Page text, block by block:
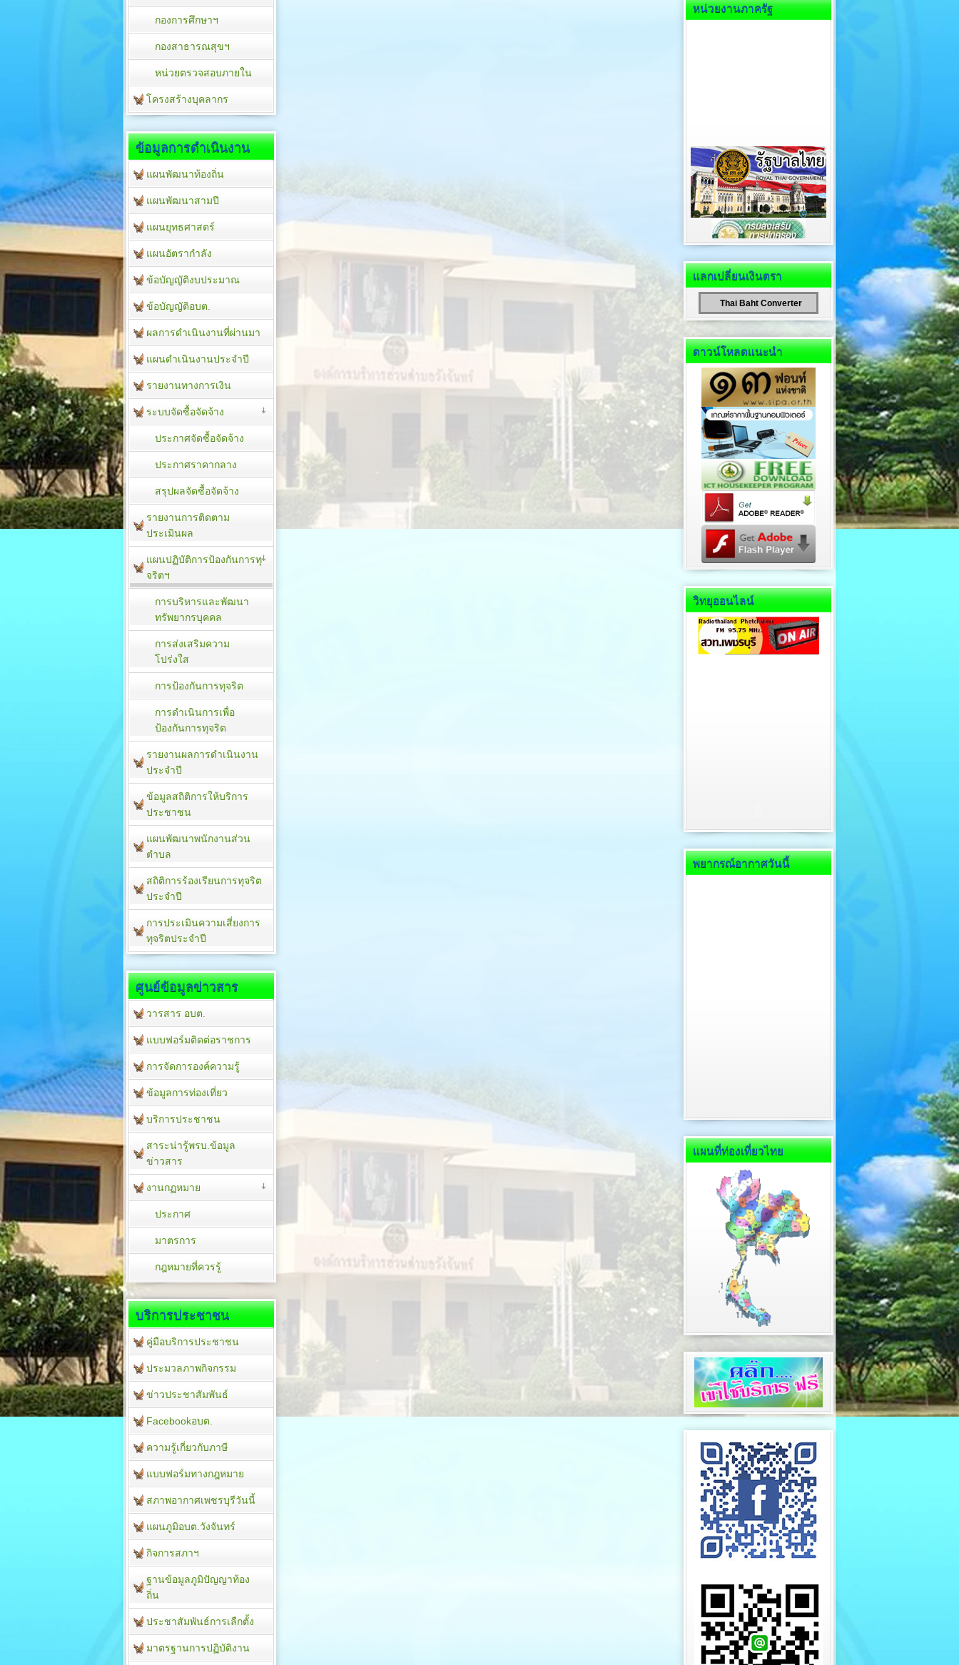
กองการศึกษาฯ
กองสาธารณสุขฯ
หน่วยตรวจสอบภายใน
โครงสร้างบุคลากร
ข้อมูลการดำเนินงาน
แผนพัฒนาท้องถิ่น
แผนพัฒนาสามปี
แผนยุทธศาสตร์
แผนอัตรากำลัง
ข้อบัญญัติงบประมาณ
ข้อบัญญัติอบต.
ผลการดำเนินงานที่ผ่านมา
แผนดำเนินงานประจำปี
รายงานทางการเงิน
ระบบจัดซื้อจัดจ้าง
ประกาศจัดซื้อจัดจ้าง
ประกาศราคากลาง
สรุปผลจัดซื้อจัดจ้าง
รายงานการติดตาม
ประเมิน​ผล
แผนปฏิบัติการป้องกันการทุ
จริตฯ
การบริหารและพัฒนา
ทรัพยากรบุคคล
การส่งเสริมความ
โปร่งใส
การป้องกันการทุจริต
การดำเนินการเพื่อ
ป้องกันการทุจริต
รายงานผลการดำเนินงาน
ประจำปี
ข้อมูลสถิติการให้บริการ
ประชาชน
แผนพัฒนาพนักงานส่วน
ตำบล
สถิติการร้องเรียนการทุจริต
ประจำปี
การประเมินความเสี่ยงการ
ทุจริตประจำปี
ศูนย์ข้อมูลข่าวสาร
วารสาร อบต.
แบบฟอร์มติดต่อราชการ
การจัดการองค์ความรู้
ข้อมูลการท่องเที่ยว
บริการประชาชน
สาระน่ารู้พรบ.ข้อมูล
ข่าวสาร
งานกฏหมาย
ประกาศ
มาตรการ
กฎหมายที่ควรรู้
บริการประชาชน
คู่มือบริการประชาชน
ประมวลภาพกิจกรรม
ข่าวประชาสัมพันธ์
Facebookอบต.
ความรู้เกี่ยวกับภาษี
แบบฟอร์มทางกฎหมาย
สภาพอากาศเพชรบุรีวันนี้
แผนภูมิอบต.วังจันทร์
กิจการสภาฯ
ฐานข้อมูลภูมิปัญญาท้อง
ถิ่น
ประชาสัมพันธ์การเลืกตั้ง
มาตรฐานการปฏิบัติงาน
หน่วยงานภาครัฐ
แลกเปลี่ยนเงินตรา
Thai Baht Converter
ดาวน์โหลดแนะนำ
วิทยุออนไลน์
พยากรณ์อากาศวันนี้
แผนที่ท่องเที่ยวไทย